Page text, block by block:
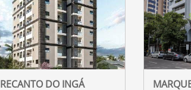
RECANTO DO INGÁ